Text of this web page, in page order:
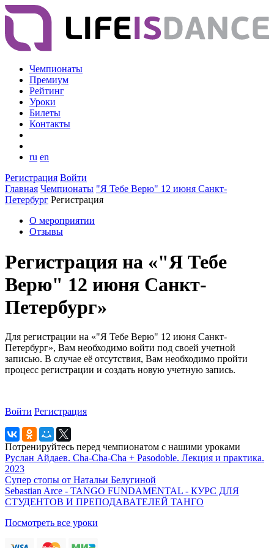
Чемпионаты
Премиум
Рейтинг
Уроки
Билеты
Контакты
ru en
Регистрация Войти
Главная Чемпионаты "Я Тебе Верю" 12 июня Санкт-
Петербург Регистрация
О мероприятии
Отзывы
Регистрация на «"Я Тебе
Верю" 12 июня Санкт-
Петербург»
Для регистрации на «"Я Тебе Верю" 12 июня Санкт-
Петербург», Вам необходимо войти под своей учетной
записью. В случае её отсутствия, Вам необходимо пройти
процесс регистрации и создать новую учетную запись.
Войти Регистрация
Потренируйтесь перед чемпионатом с нашими уроками
Руслан Айдаев. Cha-Cha-Cha + Pasodoble. Лекция и практика.
2023
Супер стопы от Натальи Белугиной
Sebastian Arce - TANGO FUNDAMENTAL - КУРС ДЛЯ
СТУДЕНТОВ И ПРЕПОДАВАТЕЛЕЙ ТАНГО
Посмотреть все уроки